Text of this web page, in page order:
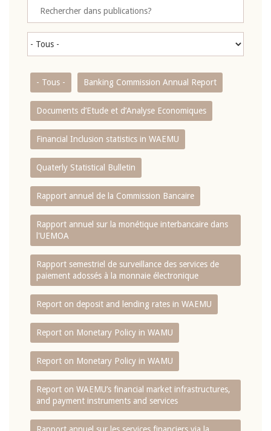
- Tous - Banking Commission Annual Report
Documents d’Etude et d’Analyse Economiques
Financial Inclusion statistics in WAEMU
Quaterly Statistical Bulletin
Rapport annuel de la Commission Bancaire
Rapport annuel sur la monétique interbancaire dans
l'UEMOA
Rapport semestriel de surveillance des services de
paiement adossés à la monnaie électronique
Report on deposit and lending rates in WAEMU
Report on Monetary Policy in WAMU
Report on Monetary Policy in WAMU
Report on WAEMU’s financial market infrastructures,
and payment instruments and services